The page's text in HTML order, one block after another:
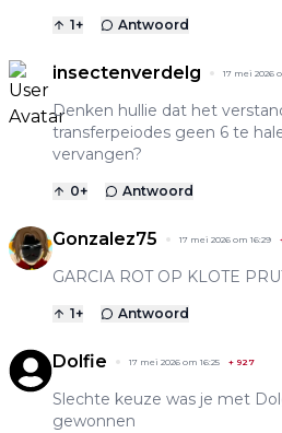
1+ Antwoord
insectenverdelg 17 mei 2026
Denken hullie dat het
transferpeiodes geen 6 te
vervangen?
0+ Antwoord
Gonzalez75 17 mei 2026 om 16:29
GARCIA ROT OP KLOTE
1+ Antwoord
Dolfie 17 mei 2026 om 16:25 + 927
Slechte keuze was je met
gewonnen